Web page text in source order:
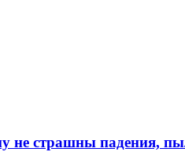
не страшны падения,